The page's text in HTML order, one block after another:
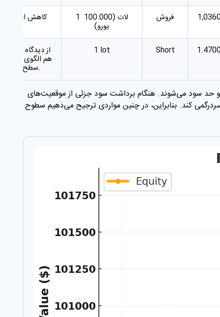
کاهش 1 لات (100.000
یورو)
فروش
از دیدگاه
هم الگوی سر و
سطح اوج سال ۲۰۱۶ مورد آزمایش قرار گرفته است.
1 lot Short
حد سود می‌شوند. هنگام برداشت سود جزئی از موقعیت‌های
کند. بنابراین، در چنین مواردی ترجیح می‌دهیم سطوح